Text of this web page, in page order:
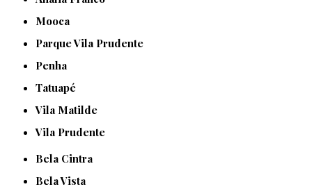
Mooca
Parque Vila Prudente
Penha
Tatuapé
Vila Matilde
Vila Prudente
Bela Cintra
Bela Vista